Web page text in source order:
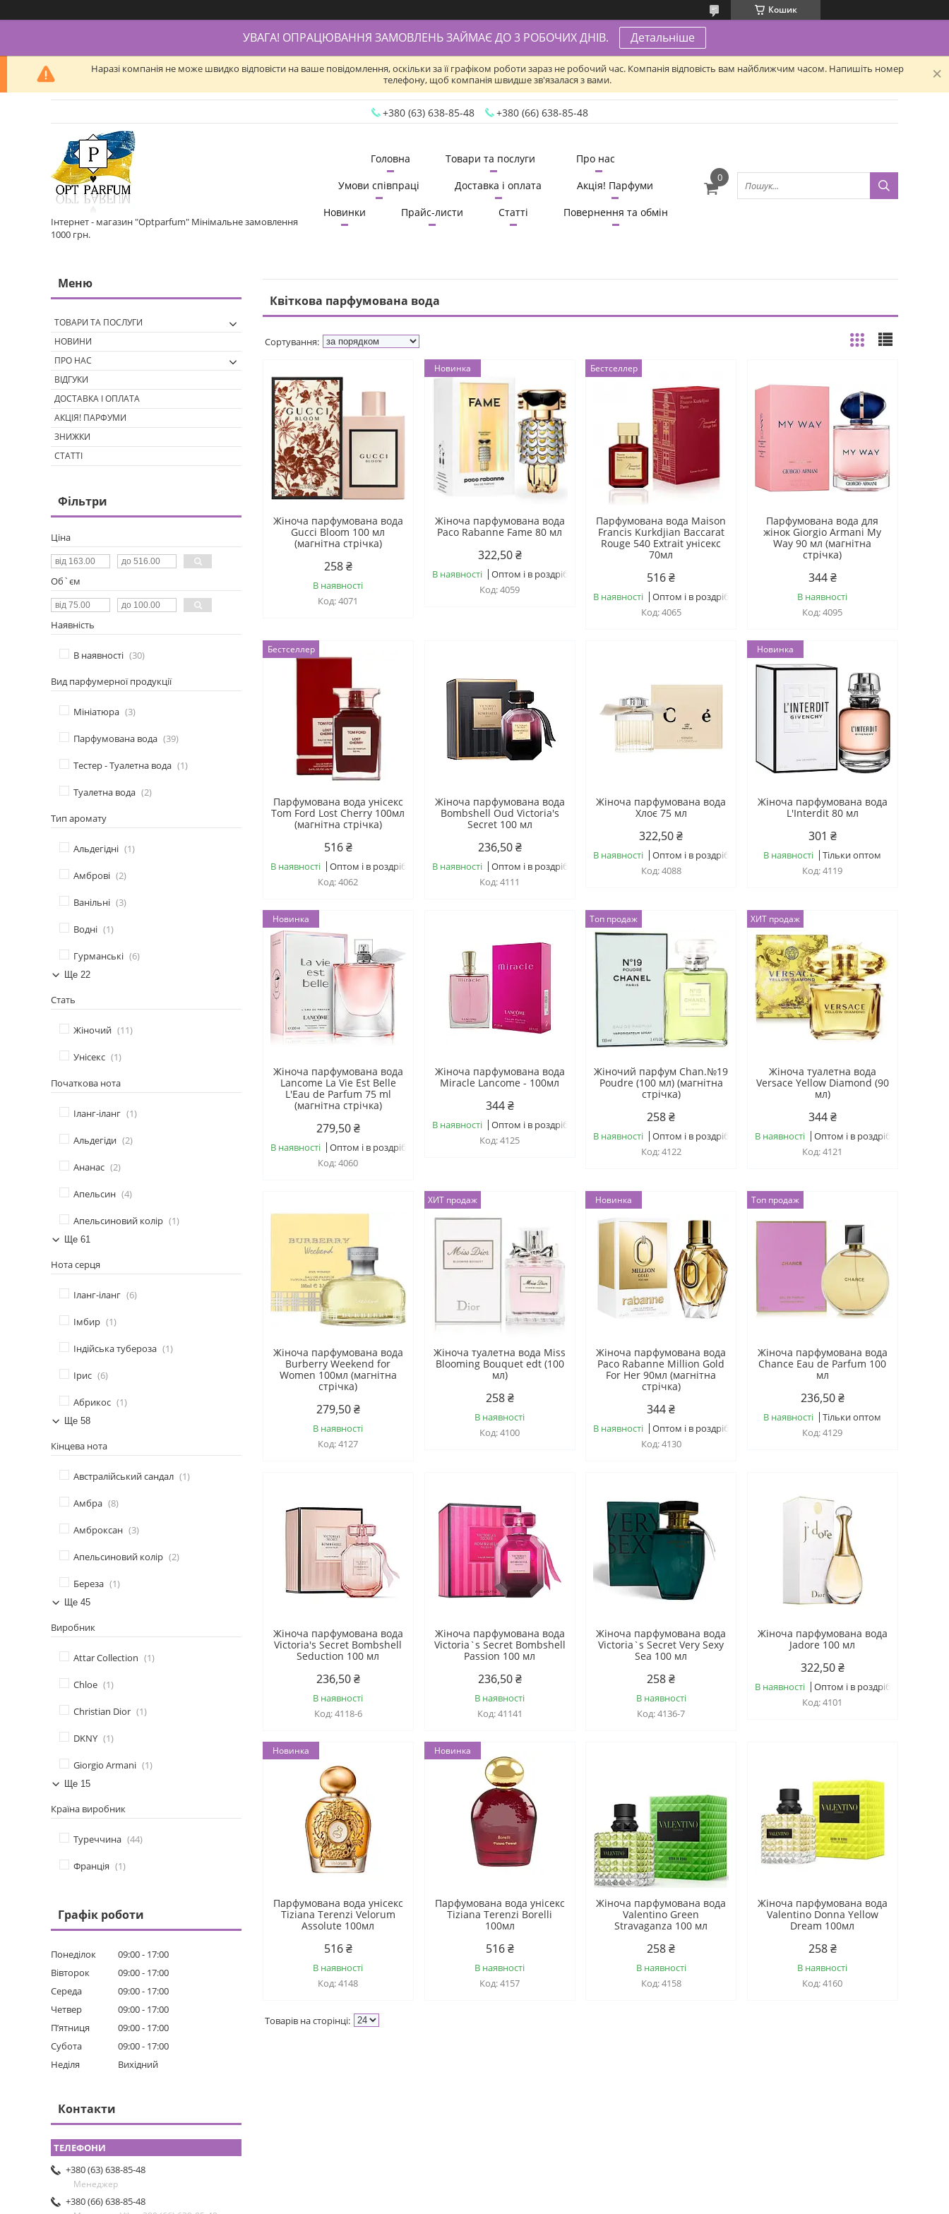
Кошик
УВАГА! ОПРАЦЮВАННЯ ЗАМОВЛЕНЬ ЗАЙМАЄ ДО 3 РОБОЧИХ ДНІВ. Детальніше
Наразі компанія не може швидко відповісти на ваше повідомлення, оскільки за її графіком роботи зараз не робочий час. Компанія відповість вам найближчим часом. Напишіть номер
телефону, щоб компанія швидше зв'язалася з вами.
+380 (63) 638-85-48 +380 (66) 638-85-48
Інтернет - магазин "Optparfum" Мінімальне замовлення
1000 грн.
Головна Товари та послуги
Про нас
Умови співпраці
Доставка і оплата
Акція! Парфуми
Новинки
Прайс-листи Статті Повернення та обмін
Квіткова парфумована вода
Жіноча парфумована вода
Gucci Bloom 100 мл
(магнітна стрічка)
258 ₴
В наявності
4071
Новинка
Жіноча парфумована вода
Paco Rabanne Fame 80 мл
322,50 ₴
В наявності
Оптом і в роздріб
4059
Бестселлер
Парфумована вода Maison
Francis Kurkdjian Baccarat
Rouge 540 Extrait унісекс
70мл
516 ₴
В наявності
Оптом і в роздріб
4065
Парфумована вода для
жінок Giorgio Armani My
Way 90 мл (магнітна
стрічка)
344 ₴
В наявності
4095
Бестселлер
Парфумована вода унісекс
Tom Ford Lost Cherry 100мл
(магнітна стрічка)
516 ₴
В наявності
Оптом і в роздріб
4062
Жіноча парфумована вода
Bombshell Oud Victoria's
Secret 100 мл
236,50 ₴
В наявності
Оптом і в роздріб
4111
Жіноча парфумована вода
Хлоє 75 мл
322,50 ₴
В наявності
Оптом і в роздріб
4088
Новинка
Жіноча парфумована вода
L'Interdit 80 мл
301 ₴
В наявності
Тільки оптом
4119
Новинка
Жіноча парфумована вода
Lancome La Vie Est Belle
L'Eau de Parfum 75 ml
(магнітна стрічка)
279,50 ₴
В наявності
Оптом і в роздріб
4060
Жіноча парфумована вода
Miracle Lancome - 100мл
344 ₴
В наявності
Оптом і в роздріб
4125
Топ продаж
Жіночий парфум Chan.№19
Poudre (100 мл) (магнітна
стрічка)
258 ₴
В наявності
Оптом і в роздріб
4122
ХИТ продаж
Жіноча туалетна вода
Versace Yellow Diamond (90
мл)
344 ₴
В наявності
Оптом і в роздріб
4121
Жіноча парфумована вода
Burberry Weekend for
Women 100мл (магнітна
стрічка)
279,50 ₴
В наявності
4127
ХИТ продаж
Жіноча туалетна вода Miss
Blooming Bouquet edt (100
мл)
258 ₴
В наявності
4100
Новинка
Жіноча парфумована вода
Paco Rabanne Million Gold
For Her 90мл (магнітна
стрічка)
344 ₴
В наявності
Оптом і в роздріб
4130
Топ продаж
Жіноча парфумована вода
Chance Eau de Parfum 100
мл
236,50 ₴
В наявності
Тільки оптом
4129
Жіноча парфумована вода
Victoria's Secret Bombshell
Seduction 100 мл
236,50 ₴
В наявності
4118-6
Жіноча парфумована вода
Victoria`s Secret Bombshell
Passion 100 мл
236,50 ₴
В наявності
41141
Жіноча парфумована вода
Victoria`s Secret Very Sexy
Sea 100 мл
258 ₴
В наявності
4136-7
Жіноча парфумована вода
Jadore 100 мл
322,50 ₴
В наявності
Оптом і в роздріб
4101
Новинка
Парфумована вода унісекс
Tiziana Terenzi Velorum
Assolute 100мл
516 ₴
В наявності
4148
Новинка
Парфумована вода унісекс
Tiziana Terenzi Borelli
100мл
516 ₴
В наявності
4157
Жіноча парфумована вода
Valentino Green
Stravaganza 100 мл
258 ₴
В наявності
4158
Жіноча парфумована вода
Valentino Donna Yellow
Dream 100мл
258 ₴
В наявності
4160
ТОВАРИ ТА ПОСЛУГИ
НОВИНИ
ПРО НАС
ВІДГУКИ
ДОСТАВКА І ОПЛАТА
АКЦІЯ! ПАРФУМИ
ЗНИЖКИ
СТАТТІ
Фільтри
Ціна
Об`єм
Наявність
В наявності 30
Вид парфумерної продукції
Мініатюра 3
Парфумована вода 39
Тестер - Туалетна вода 1
Туалетна вода 2
Тип аромату
Альдегідні 1
Амброві 2
Ванільні 3
Водні 1
Гурманські 6
Ще 22
Стать
Жіночий 11
Унісекс 1
Початкова нота
Іланг-іланг 1
Альдегіди 2
Ананас 2
Апельсин 4
Апельсиновий колір 1
Ще 61
Нота серця
Іланг-іланг 6
Імбир 1
Індійська тубероза 1
Ірис 6
Абрикос 1
Ще 58
Кінцева нота
Австралійський сандал 1
Амбра 8
Амброксан 3
Апельсиновий колір 2
Береза 1
Ще 45
Виробник
Attar Collection 1
Chloe 1
Christian Dior 1
DKNY 1
Giorgio Armani 1
Ще 15
Країна виробник
Туреччина 44
Франція 1
Графік роботи
Понеділок 09:00
17:00
Вівторок
09:00
17:00
Середа
09:00
17:00
Четвер
09:00
17:00
Пʼятниця
09:00
17:00
Субота
09:00
17:00
Неділя
Вихідний
Контакти
+380 (63) 638-85-48
Менеджер
+380 (66) 638-85-48